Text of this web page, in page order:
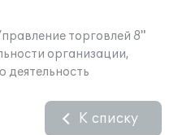
торговлей 8"
организации,
К списку